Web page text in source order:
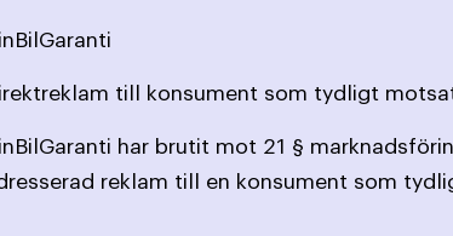
till konsument som tydligt
har brutit mot 21 §
reklam till en konsument som